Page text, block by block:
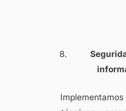
Implementamos